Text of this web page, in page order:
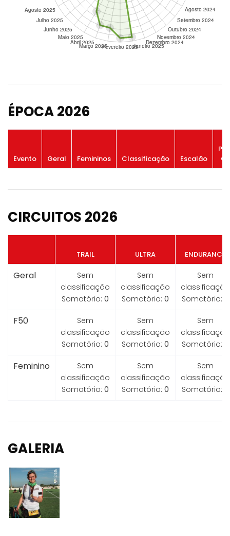
ÉPOCA 2026
Evento Geral Femininos Classificação Escalão
CIRCUITOS 2026
TRAIL ULTRA ENDURANCE
Geral
Sem
classificação
Somatório: 0
Sem
classificação
Somatório: 0
Sem
classificação
Somatório:
F50
Sem
classificação
Somatório: 0
Sem
classificação
Somatório: 0
Sem
classificação
Somatório:
Feminino
Sem
classificação
Somatório: 0
Sem
classificação
Somatório: 0
Sem
classificação
Somatório:
GALERIA